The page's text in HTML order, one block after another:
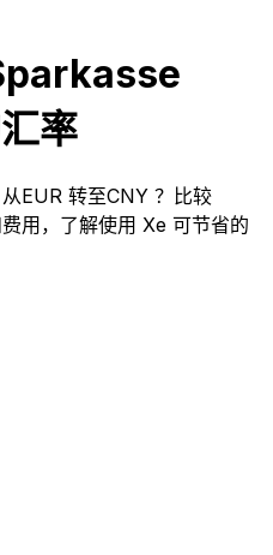
率
EUR 转至CNY ？比较
用，了解使用 Xe 可节省的